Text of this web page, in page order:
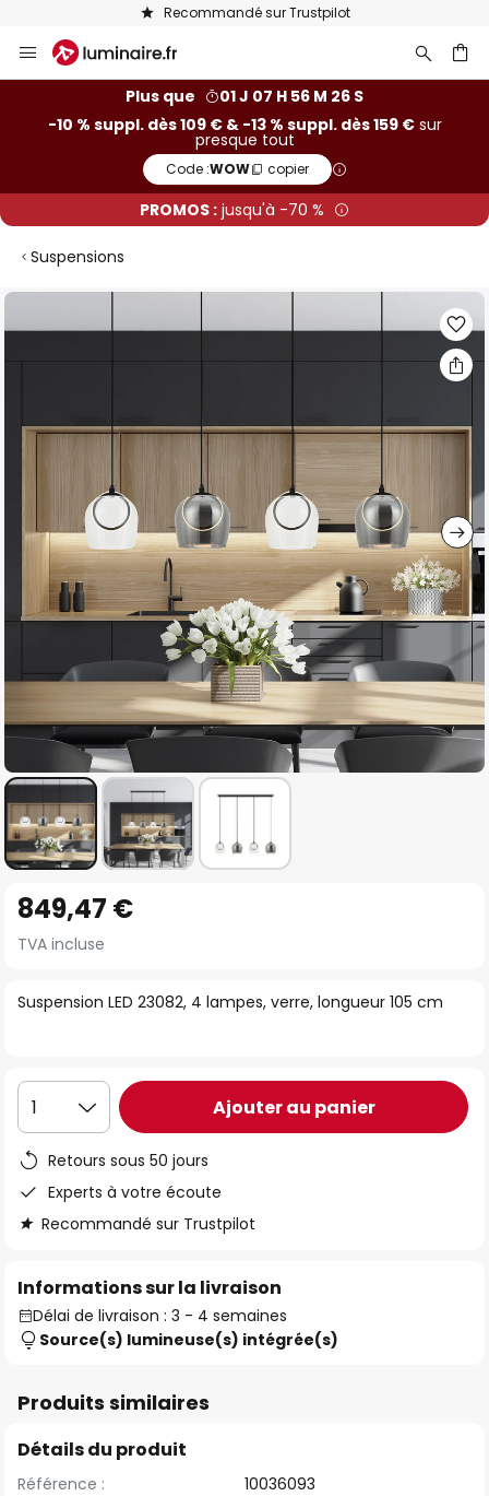
Recommandé sur Trustpilot
Allez
au
Plus que
01 J 07 H 56 M 25 S
-10 % suppl. dès 109 € & -13 % suppl. dès 159 €sur
presque tout
Code :WOW copier
PROMOS : jusqu'à -70 %
Suspensions
Skip
to
to
the
of
gallery
Suspension LED 23082, 4 lampes, verre, longueur 105 cm
849,47 €
TVA incluse
1 Ajouter au panier
Retours sous 50 jours
Experts à votre écoute
Recommandé sur Trustpilot
Informations sur la livraison
Délai de livraison : 3 - 4 semaines
Source(s) lumineuse(s) intégrée(s)
Produits similaires
Détails du produit
Référence : 10036093